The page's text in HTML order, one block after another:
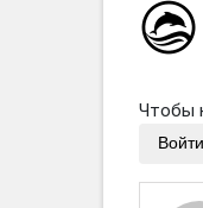
Чтобы
Войти